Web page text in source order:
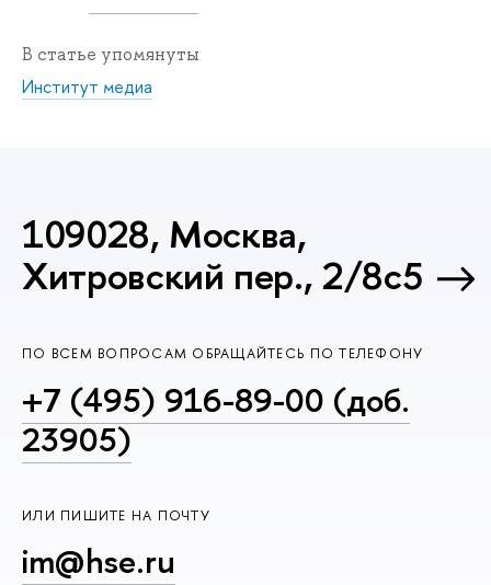
В статье упомянуты
Институт медиа
109028, Москва,
Хитровский пер., 2/8с5
ПО ВСЕМ ВОПРОСАМ ОБРАЩАЙТЕСЬ ПО ТЕЛЕФОНУ
+7 (495) 916-89-00 (доб.
23905)
ИЛИ ПИШИТЕ НА ПОЧТУ
im@hse.ru